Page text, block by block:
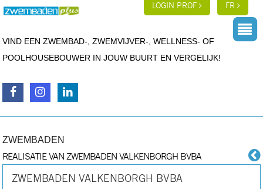
LOGIN PROF FR
VIND EEN ZWEMBAD-, ZWEMVIJVER-, WELLNESS- OF
POOLHOUSEBOUWER IN JOUW BUURT EN VERGELIJK!
ZWEMBADEN
REALISATIE VAN ZWEMBADEN VALKENBORGH BVBA
ZWEMBADEN VALKENBORGH BVBA